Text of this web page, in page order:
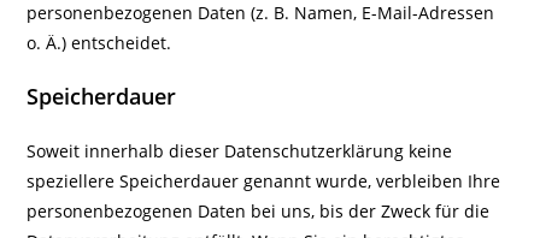
personenbezogenen Daten (z. B. Namen, E-Mail-Adressen
o. Ä.) entscheidet.
Speicherdauer
Soweit innerhalb dieser Datenschutzerklärung keine
speziellere Speicherdauer genannt wurde, verbleiben Ihre
personenbezogenen Daten bei uns, bis der Zweck für die